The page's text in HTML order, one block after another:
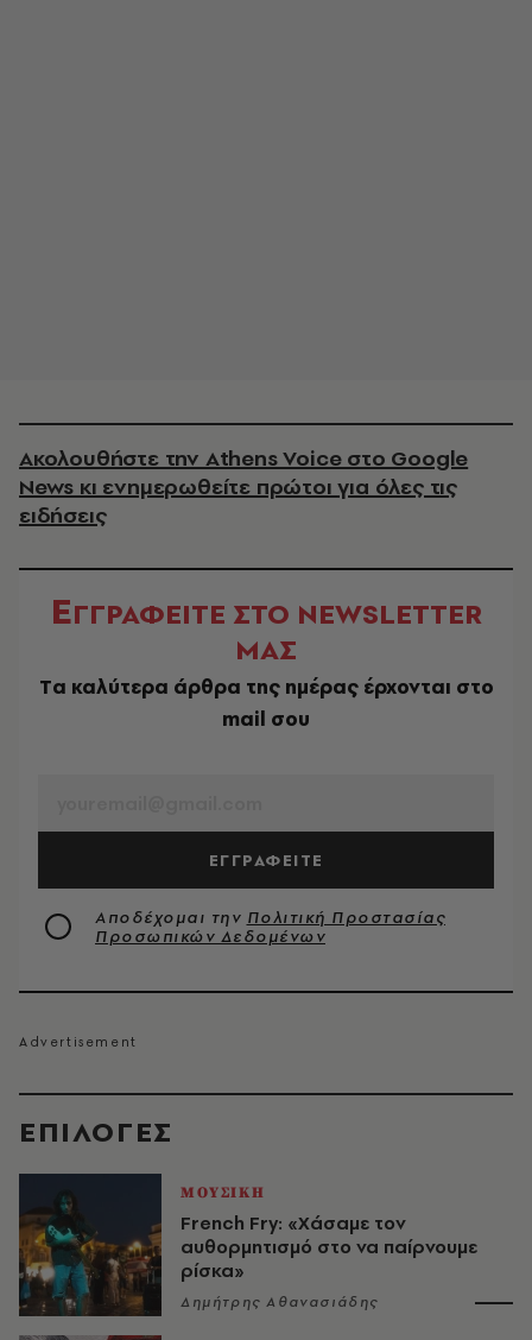
EΠΙΛΟΓΈΣ
ΜΟΥΣΙΚΗ
French Fry: «Χάσαμε τον
αυθορμητισμό στο να παίρνουμε
ρίσκα»
Δημήτρης Αθανασιάδης
Ακολουθήστε την Athens Voice στο Google
News κι ενημερωθείτε πρώτοι για όλες τις
ειδήσεις
ΕΓΓΡΑΦΕΙΤΕ ΣΤΟ NEWSLETTER
ΜΑΣ
Tα καλύτερα άρθρα της ημέρας έρχονται στο
mail σου
ΕΓΓΡΑΦΕΙΤΕ
Αποδέχομαι την Πολιτική Προστασίας
Προσωπικών Δεδομένων